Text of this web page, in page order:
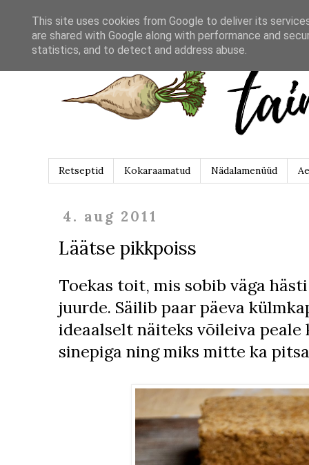
Retseptid Kokaraamatud Nädalamenüüd
4. aug 2011
Läätse pikkpoiss
Toekas toit, mis sobib väga
juurde. Säilib paar päeva
ideaalselt näiteks võileiva peale
sinepiga ning miks mitte ka
This site uses cookies from Google to deliver its
are shared with Google along with performance and
statistics, and to detect and address abuse.